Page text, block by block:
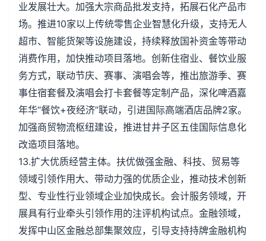
业发展壮大。加强大宗商品批发支持，拓展石化产品市
场。推进10家以上传统零售企业智慧化升级，支持无人
超市、智能货架等设施建设，持续释放国补资金等带动
消费作用，加快推动项目落地。创新住宿业、餐饮业服
务方式，联动节庆、赛事、演唱会等，推出旅游季、赛
事住宿套餐及演唱会打卡套餐等定制产品，深化啤酒嘉
年华“餐饮+夜经济”联动，引进国际高端酒店品牌2家。
加强商贸物流枢纽建设，推进甘井子区五佳国际信息化
改造项目落地。
13.扩大优质经营主体。扶优做强金融、科技、贸易等
领域引领作用大、带动力强的优质企业，推动技术创新
型、专业性行业领域企业加快成长。会计服务领域，开
展具有行业牵头引领作用的注评机构试点。金融领域，
发挥中山区金融总部集聚效应，引导支持持牌金融机构